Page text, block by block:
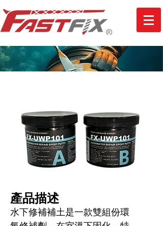
​產品描述
水下修補補土是一款雙組份環